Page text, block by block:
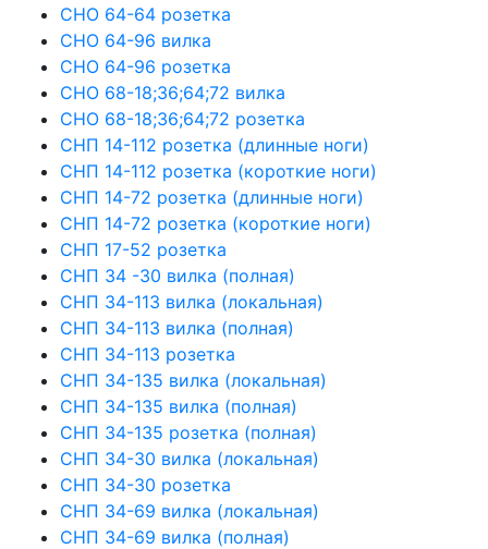
СНО 64-64 розетка
СНО 64-96 вилка
СНО 64-96 розетка
СНО 68-18;36;64;72 вилка
СНО 68-18;36;64;72 розетка
СНП 14-112 розетка (длинные ноги)
СНП 14-112 розетка (короткие ноги)
СНП 14-72 розетка (длинные ноги)
СНП 14-72 розетка (короткие ноги)
СНП 17-52 розетка
СНП 34 -30 вилка (полная)
СНП 34-113 вилка (локальная)
СНП 34-113 вилка (полная)
СНП 34-113 розетка
СНП 34-135 вилка (локальная)
СНП 34-135 вилка (полная)
СНП 34-135 розетка (полная)
СНП 34-30 вилка (локальная)
СНП 34-30 розетка
СНП 34-69 вилка (локальная)
СНП 34-69 вилка (полная)